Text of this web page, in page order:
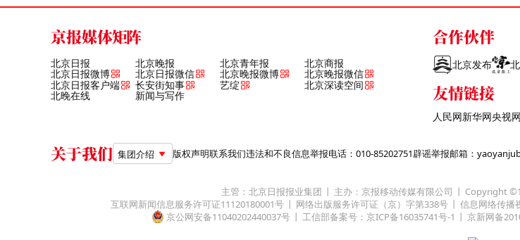
京报媒体矩阵
北京日报 北京晚报 北京青年报 北京商报
北京日报微博 北京日报微信 北京晚报微博
北京晚报微信
北京日报客户端
长安街知事 艺绽 北京深读空间
北晚在线 新闻与写作
合作伙伴
北京发布
友情链接
人民网新华网央视网
关于我们 集团介绍 版权声明联系我们违法和不良信息举报电话：010-85202751辟谣举报邮箱：
主管：北京日报报业集团 主办：京报移动传媒有限公司 Copyright
互联网新闻信息服务许可证11120180001号
网络出版服务许可证（京）字第338号 信息网络传播
京公网安备11040202440037号
工信部备案号：京ICP备16035741号-1 京新网备